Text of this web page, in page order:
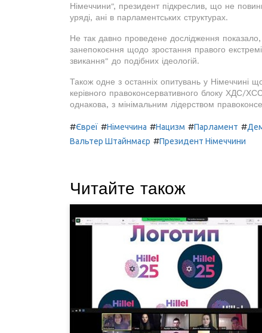
Німеччини", президент підкреслив, що не
уряді, ані в парламентських структурах.
Не так давно проведене дослідження
занепокоєння щодо зростання правого
звикання" до подібних ідеологій.
Також одне з останніх опитувань у Німеччині
керівного правоконсервативного блоку ХДС/
однакова, з мінімальним лідерством
#Євреї #Німеччина #Нацизм #Парламент #
Вальтер Штайнмаєр #Президент Німеччини
Читайте також